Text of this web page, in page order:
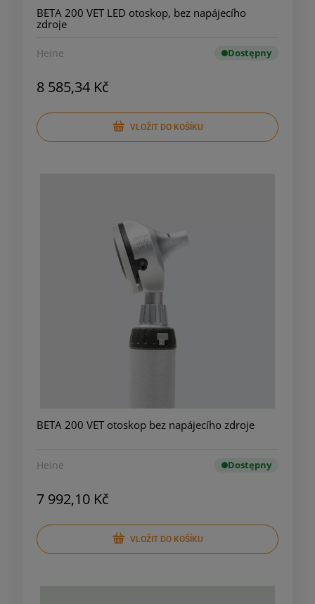
BETA 200 VET LED otoskop, bez napájecího
zdroje
Heine Dostępny
8 585,34 Kč
VLOŽIT DO KOŠÍKU
BETA 200 VET otoskop bez napájecího zdroje
Heine Dostępny
7 992,10 Kč
VLOŽIT DO KOŠÍKU